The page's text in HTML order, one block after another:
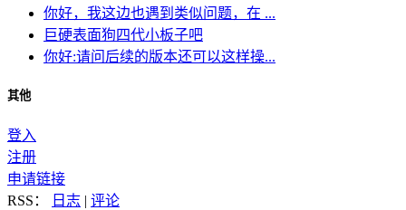
你好，我这边也遇到类似问题，在 ...
巨硬表面狗四代小板子吧
你好:请问后续的版本还可以这样操...
其他
登入
注册
申请链接
RSS：
日志 | 评论